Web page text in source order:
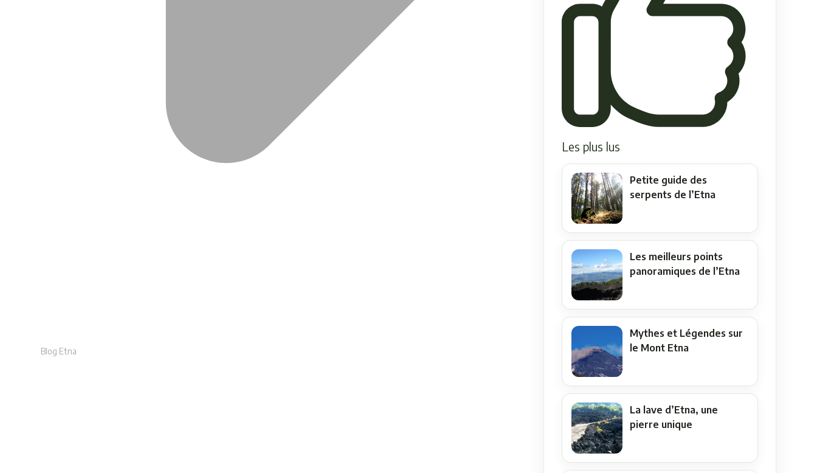
Blog Etna
Les plus lus
Petite guide des
serpents de l’Etna
Les meilleurs points
panoramiques de l’Etna
Mythes et Légendes sur
le Mont Etna
La lave d’Etna, une
pierre unique